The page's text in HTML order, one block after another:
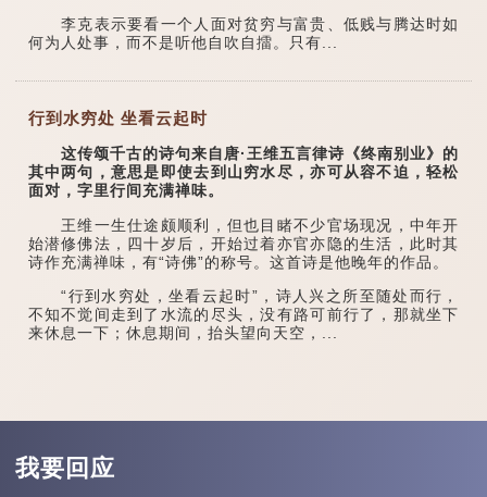
李克表示要看一个人面对贫穷与富贵、低贱与腾达时如
何为人处事，而不是听他自吹自擂。只有...
行到水穷处 坐看云起时
这传颂千古的诗句来自唐·王维五言律诗《终南别业》的
其中两句，意思是即使去到山穷水尽，亦可从容不迫，轻松
面对，字里行间充满禅味。
王维一生仕途颇顺利，但也目睹不少官场现况，中年开
始潜修佛法，四十岁后，开始过着亦官亦隐的生活，此时其
诗作充满禅味，有“诗佛”的称号。这首诗是他晚年的作品。
“行到水穷处，坐看云起时”，诗人兴之所至随处而行，
不知不觉间走到了水流的尽头，没有路可前行了，那就坐下
来休息一下；休息期间，抬头望向天空，...
我要回应